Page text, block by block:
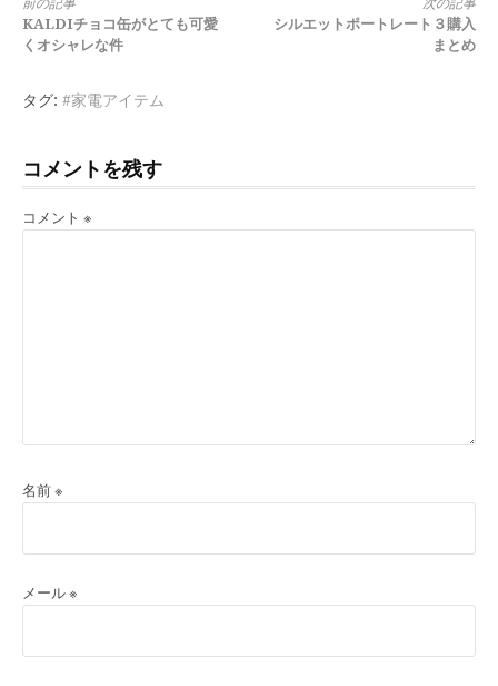
続
き
を
む
前の記事
KALDIチョコ缶がとても可愛
くオシャレな件
次の記事
シルエットポートレート３購入
まとめ
タグ: #家電アイテム
コメントを残す
コメント ※
名前 ※
メール ※